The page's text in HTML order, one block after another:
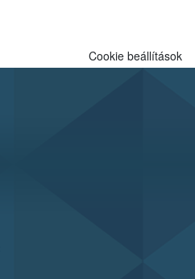
Cookie beállítások